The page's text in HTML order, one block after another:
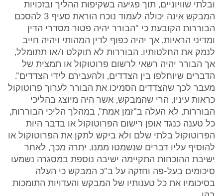
ובלתי שוויוניים, תוך פגיעה בשקיפות ההליך ובזכויות
המבקש אינה יכולה לעמוד נוכח הוראת סעיף 3 להסכם
הבוררות הקובעת כי "הבורר יהיה פטור מסדרי הדין
ומדיני הראיות, אך יהיה כפוף לדין המהותי ויהיה חייב
לנמק את החלטותיו. הבוררות לא תוקלט ו/או תתומלל,
אך הבורר יהיה רשאי לרשום פרוטוקול או תמצית של
הדברים שיוחלפו בין הצדדים, ולהעבירם לידי הצדדים".
מעבר לכך שהצדדים הסמיכו את הבורר לערוך פרוטוקול
כראות עיניו, הרי שהמבקש, אשר היה מיוצג בהליכי
הבוררות, לא העלה ב"זמן אמת", במהלך הליכי הבוררות,
כל טענה כנגד אופן רישום הפרוטוקול או בדבר היות
הפרוטוקול בלתי שלם ולא ביקש לתקן את הפרוטוקול או
להוסיף עליו דברים שנשמטו ממנו. יתרה מכך, לאחר
ישיבת ההוכחות התקיימה ישיבה נוספת במסגרה נשמעו
סיכומים בעל-פה וחזקה על ב"כ המבקש כי העלה
בסיכומיו את כל טענותיו של המבקש והעדויות התומכות